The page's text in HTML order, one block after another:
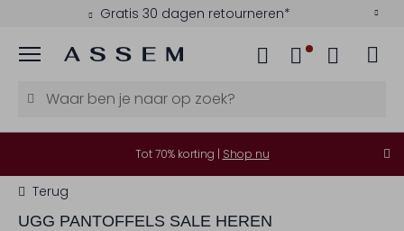
Gratis 30 dagen retourneren*
Menu
Tot 70% korting | Shop nu
Terug
UGG PANTOFFELS SALE HEREN